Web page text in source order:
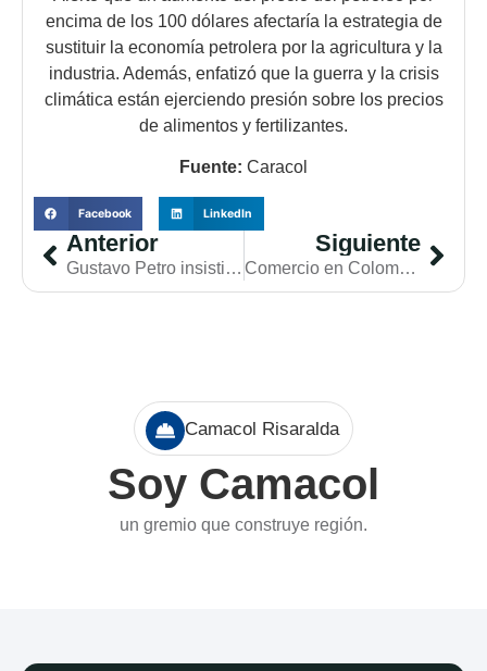
encima de los 100 dólares afectaría la estrategia de
sustituir la economía petrolera por la agricultura y la
industria. Además, enfatizó que la guerra y la crisis
climática están ejerciendo presión sobre los precios
de alimentos y fertilizantes.
Fuente: Caracol
Facebook LinkedIn
Anterior
Gustavo Petro insistió en que el aumento en la tasa real está frenando la construcción De otro lado, Camacol plantea que los factores que ralentizan el sector son el desmonte de los subsidios y las tasas de los TES
Siguiente
Comercio en Colombia arrancó 2026 con freno de mano, ¿por qué cayó la venta de vivienda y combustibles?
Camacol Risaralda
Soy Camacol
un gremio que construye región.